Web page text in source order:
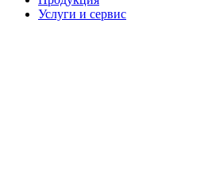
Услуги и сервис